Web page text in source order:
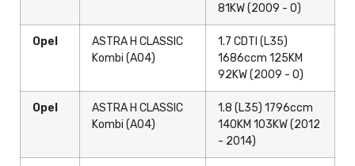
81KW (2009 - 0)
Opel
ASTRA H CLASSIC
Kombi (A04)
1.7 CDTI (L35)
1686ccm 125KM
92KW (2009 - 0)
Opel
ASTRA H CLASSIC
Kombi (A04)
1.8 (L35) 1796ccm
140KM 103KW (2012
- 2014)